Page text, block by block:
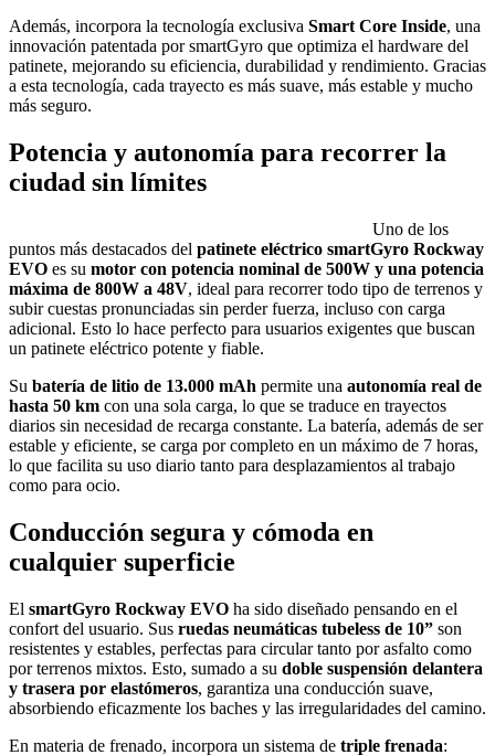
Además, incorpora la tecnología exclusiva Smart Core Inside, una
innovación patentada por smartGyro que optimiza el hardware del
patinete, mejorando su eficiencia, durabilidad y rendimiento. Gracias
a esta tecnología, cada trayecto es más suave, más estable y mucho
más seguro.
Potencia y autonomía para recorrer la
ciudad sin límites
Uno de los
puntos más destacados del patinete eléctrico smartGyro Rockway
EVO es su motor con potencia nominal de 500W y una potencia
máxima de 800W a 48V, ideal para recorrer todo tipo de terrenos y
subir cuestas pronunciadas sin perder fuerza, incluso con carga
adicional. Esto lo hace perfecto para usuarios exigentes que buscan
un patinete eléctrico potente y fiable.
Su batería de litio de 13.000 mAh permite una autonomía real de
hasta 50 km con una sola carga, lo que se traduce en trayectos
diarios sin necesidad de recarga constante. La batería, además de ser
estable y eficiente, se carga por completo en un máximo de 7 horas,
lo que facilita su uso diario tanto para desplazamientos al trabajo
como para ocio.
Conducción segura y cómoda en
cualquier superficie
El smartGyro Rockway EVO ha sido diseñado pensando en el
confort del usuario. Sus ruedas neumáticas tubeless de 10” son
resistentes y estables, perfectas para circular tanto por asfalto como
por terrenos mixtos. Esto, sumado a su doble suspensión delantera
y trasera por elastómeros, garantiza una conducción suave,
absorbiendo eficazmente los baches y las irregularidades del camino.
En materia de frenado, incorpora un sistema de triple frenada: